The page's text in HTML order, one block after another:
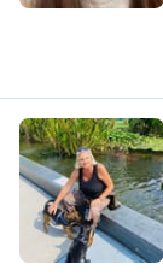
P